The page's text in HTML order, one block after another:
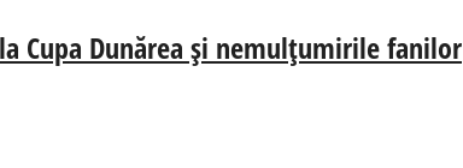
Cupa Dunărea și nemulțumirile fanilor